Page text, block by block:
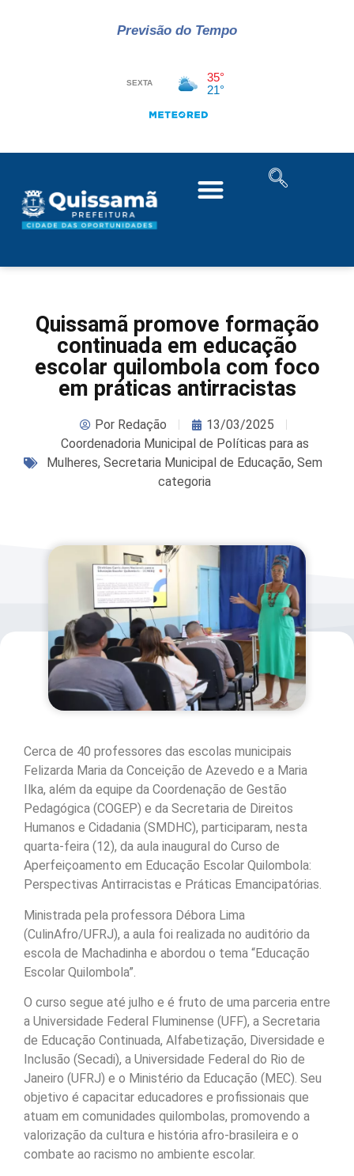
Previsão do Tempo
Quissamã promove formação
continuada em educação
escolar quilombola com foco
em práticas antirracistas
PorRedação
13/03/2025
Coordenadoria Municipal de Políticas para as
Mulheres, Secretaria Municipal de Educação, Sem
categoria
Cerca de 40 professores das escolas municipais
Felizarda Maria da Conceição de Azevedo e a Maria
Ilka, além da equipe da Coordenação de Gestão
Pedagógica (COGEP) e da Secretaria de Direitos
Humanos e Cidadania (SMDHC), participaram, nesta
quarta-feira (12), da aula inaugural do Curso de
Aperfeiçoamento em Educação Escolar Quilombola:
Perspectivas Antirracistas e Práticas Emancipatórias.
Ministrada pela professora Débora Lima
(CulinAfro/UFRJ), a aula foi realizada no auditório da
escola de Machadinha e abordou o tema “Educação
Escolar Quilombola”.
O curso segue até julho e é fruto de uma parceria entre
a Universidade Federal Fluminense (UFF), a Secretaria
de Educação Continuada, Alfabetização, Diversidade e
Inclusão (Secadi), a Universidade Federal do Rio de
Janeiro (UFRJ) e o Ministério da Educação (MEC). Seu
objetivo é capacitar educadores e profissionais que
atuam em comunidades quilombolas, promovendo a
valorização da cultura e história afro-brasileira e o
combate ao racismo no ambiente escolar.